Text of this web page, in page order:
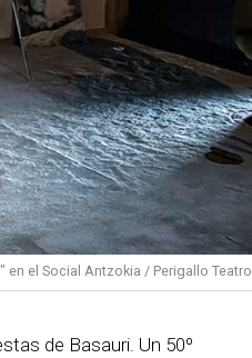
el Social Antzokia / Perigallo Teatro
de Basauri. Un 50º